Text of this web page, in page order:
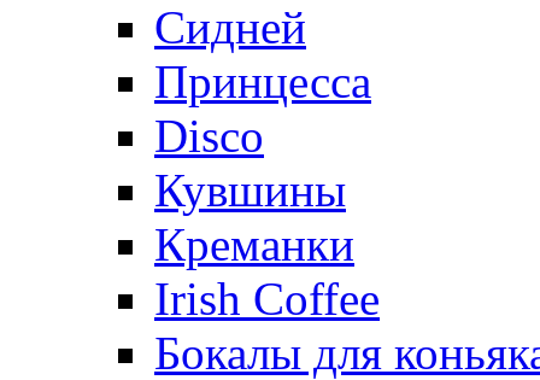
Сидней
Принцесса
Disco
Кувшины
Креманки
Irish Coffee
Бокалы для